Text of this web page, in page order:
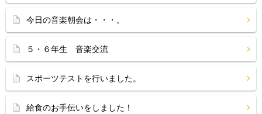
今日の音楽朝会は・・・。
５・６年生 音楽交流
スポーツテストを行いました。
給食のお手伝いをしました！